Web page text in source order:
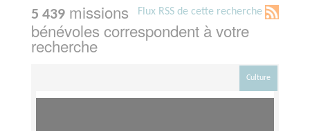
Flux RSS de cette recherche
5 439 missions
bénévoles correspondent à votre
recherche
Culture